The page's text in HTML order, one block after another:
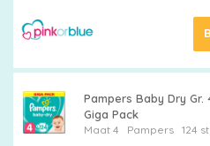
Pampers Baby Dry Gr.
Giga Pack
Maat 4 Pampers
124 st